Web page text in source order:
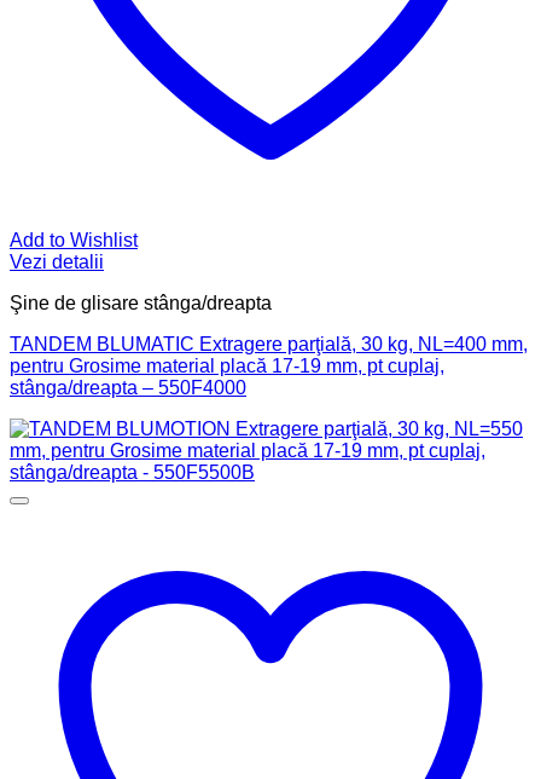
Add to Wishlist
Vezi detalii
Şine de glisare stânga/dreapta
TANDEM BLUMATIC Extragere parţială, 30 kg, NL=400 mm,
pentru Grosime material placă 17-19 mm, pt cuplaj,
stânga/dreapta – 550F4000